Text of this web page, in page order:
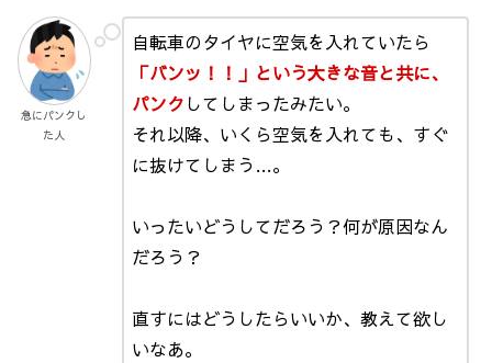
急にパンクし
た人
自転車のタイヤに空気を入れていたら
「バンッ！！」という大きな音と共に、
パンクしてしまったみたい。
それ以降、いくら空気を入れても、すぐ
に抜けてしまう…。
いったいどうしてだろう？何が原因なん
だろう？
直すにはどうしたらいいか、教えて欲し
いなあ。